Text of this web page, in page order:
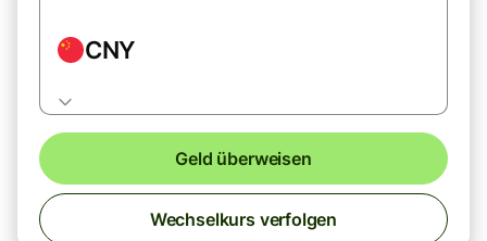
CNY
Geld überweisen
Wechselkurs verfolgen